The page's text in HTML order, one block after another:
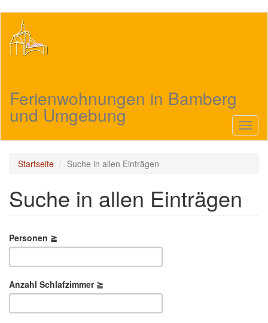
Inhalt
Ferienwohnungen in Bamberg
und Umgebung
Startseite Suche in allen Einträgen
Suche in allen Einträgen
Personen ≧
Anzahl Schlafzimmer ≧